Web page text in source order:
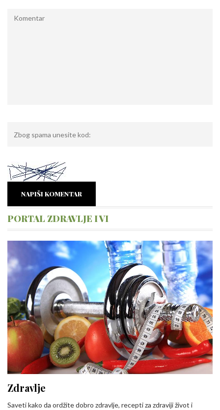
NAPIŠI KOMENTAR
PORTAL ZDRAVLJE I VI
Zdravlje
Saveti kako da ordžite dobro zdravlje, recepti za zdraviji život i